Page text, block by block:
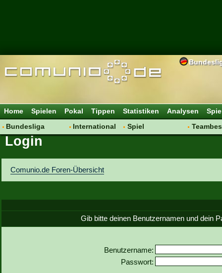
Home Spielen Pokal Tippen Statistiken Analysen
Bundesliga
Hot News
Spielanalyse
Vereinsdiskussion
International
Spiel
Login
Comunio.de Foren-Übersicht
Gib bitte deinen Benutzernamen und dein
Benutzername:
Passwort: